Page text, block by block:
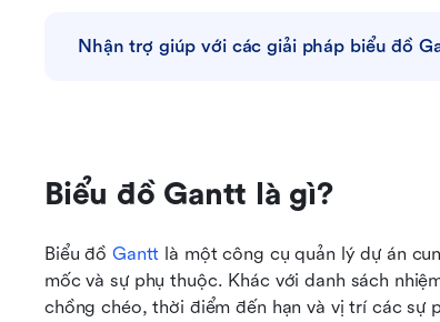
Nhận trợ giúp với các giải pháp biểu đồ
Biểu đồ Gantt là gì?
Biểu đồ Gantt là một công cụ quản lý dự án
mốc và sự phụ thuộc. Khác với danh sách
chồng chéo, thời điểm đến hạn và vị trí các sự